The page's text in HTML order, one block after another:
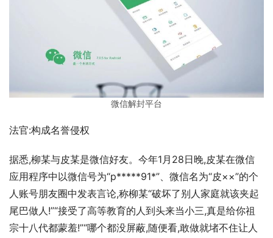
微信解封平台
法官:构成名誉侵权
据悉,柳某与皮某是微信好友。今年1月28日晚,皮某在微信
应用程序中以微信号为“p*****91*”、微信名为“皮××”的个
人账号朋友圈中发表言论,称柳某“破坏了别人家庭就该夹起
尾巴做人!”“接受了高等教育的人到头来当小三,真是给你祖
宗十八代都蒙羞!”“哪个都没屏蔽,随便看,敢做就堵不住让人